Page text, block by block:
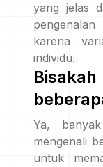
yang jelas
karena
individu.
Ya,
mengenali
untuk